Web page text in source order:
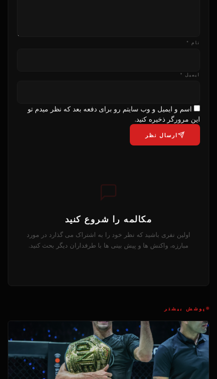
نام *
ایمیل *
اسم و ایمیل و وب سایتم رو برای دفعه بعد که نظر میدم تو
این مرورگر ذخیره کنید.
ارسال نظر
مکالمه را شروع کنید
اولین نفری باشید که نظر خود را به اشتراک می گذارد در مورد
مبارزه، واکنش ها و پیش بینی ها با طرفداران دیگر بحث کنید.
پوشش بیشتر